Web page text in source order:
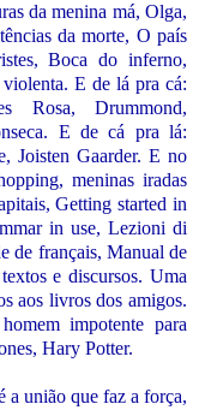
da menina má, Olga,
da morte, O país
Boca do inferno,
E de lá pra cá:
Rosa, Drummond,
E de cá pra lá:
Joisten Gaarder. E no
meninas iradas
Getting started in
in use, Lezioni di
de français, Manual de
e discursos. Uma
aos livros dos amigos.
impotente para
Hary Potter.
a união que faz a força,